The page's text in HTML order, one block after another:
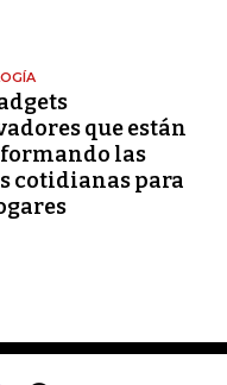
que están
las
cotidianas para